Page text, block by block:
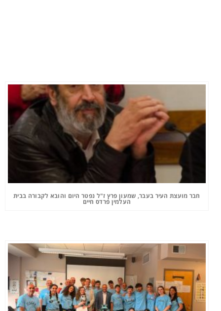
חבר מועצת העיר בעבר, שמעון פרץ ז"ל נפטר היום והובא לקבורה בבית
העלמין פרדס חיים